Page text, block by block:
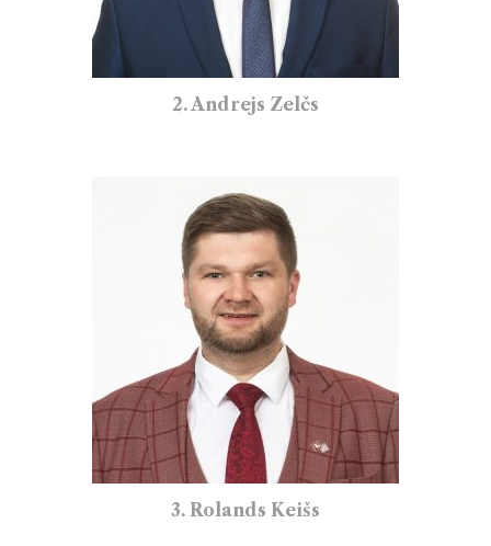
2. Andrejs Zelčs
3. Rolands Keišs